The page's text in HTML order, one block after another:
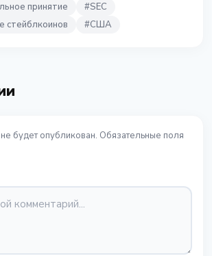
принятие #SEC
стейблкоинов #США
будет опубликован. Обязательные поля